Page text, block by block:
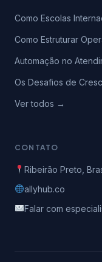
Como Escolas
Como Estruturar
Automação no
Os Desafios de
Ver todos →
CONTATO
Ribeirão Preto,
allyhub.co
Falar com